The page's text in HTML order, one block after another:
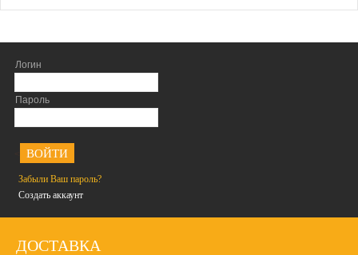
Логин
Пароль
Забыли Ваш пароль?
Создать аккаунт
ДОСТАВКА